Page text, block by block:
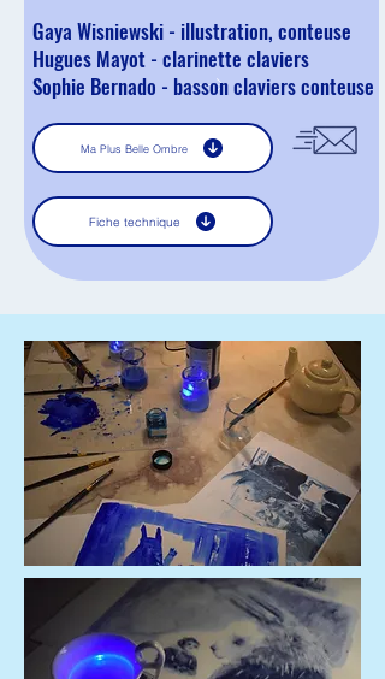
Gaya Wisniewski - illustration, conteuse
Hugues Mayot - clarinette claviers
Sophie Bernado - basson claviers conteuse
Ma Plus Belle Ombre
Fiche technique